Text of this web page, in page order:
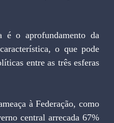
é o aprofundamento da
o que pode
entre as três esferas
à Federação, como
central arrecada 67%